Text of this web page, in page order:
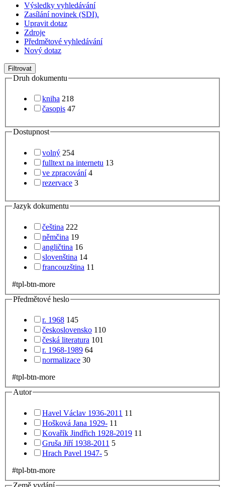
Výsledky vyhledávání
Zasílání novinek (SDI).
Upravit dotaz
Zdroje
Předmětové vyhledávání
Nový dotaz
Filtrovat
Druh dokumentu
kniha 218
časopis 47
Dostupnost
volný 254
fulltext na internetu 13
ve zpracování 4
rezervace 3
Jazyk dokumentu
čeština 222
němčina 19
angličtina 16
slovenština 14
francouzština 11
#tpl-btn-more
Předmětové heslo
r. 1968 145
československo 110
česká literatura 101
r. 1968-1989 64
normalizace 30
#tpl-btn-more
Autor
Havel Václav 1936-2011 11
Hošková Jana 1929- 11
Kovařík Jindřich 1928-2019 11
Gruša Jiří 1938-2011 5
Hrach Pavel 1947- 5
#tpl-btn-more
Země vydání